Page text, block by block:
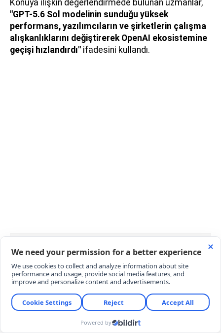
Konuya ilişkin değerlendirmede bulunan uzmanlar,
"GPT-5.6 Sol modelinin sunduğu yüksek
performans, yazılımcıların ve şirketlerin çalışma
alışkanlıklarını değiştirerek OpenAI ekosistemine
geçişi hızlandırdı" ifadesini kullandı.
hatalarını bulup kendisi
düzeltiyor
YORUMLAR